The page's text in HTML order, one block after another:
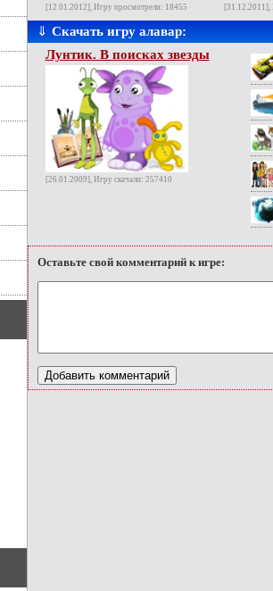
[12.01.2012], Игру просмотрели: 18455 [31.12.2011],
⇓ Скачать игру алавар:
Лунтик. В поисках звезды
[26.01.2009], Игру скачали: 257410
Оставьте свой комментарий к игре: